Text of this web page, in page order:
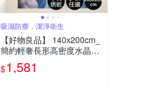
吸濕防塵，潔淨衛生
【好物良品】 140x200cm_
簡約輕奢長形高密度水晶法
蘭絨短絨毛可機洗防滑地毯
地墊(可機洗 客廳臥室沙發
$1,581